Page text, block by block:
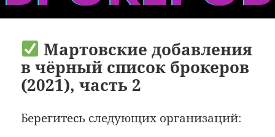
Мартовские добавления
в чёрный список брокеров
(2021), часть 2
Берегитесь следующих организаций: